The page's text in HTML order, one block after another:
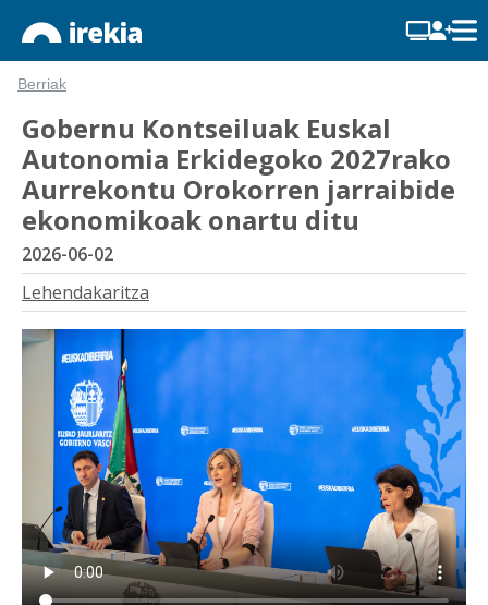
Berriak
Gobernu Kontseiluak Euskal
Autonomia Erkidegoko 2027rako
Aurrekontu Orokorren jarraibide
ekonomikoak onartu ditu
2026-06-02
Lehendakaritza